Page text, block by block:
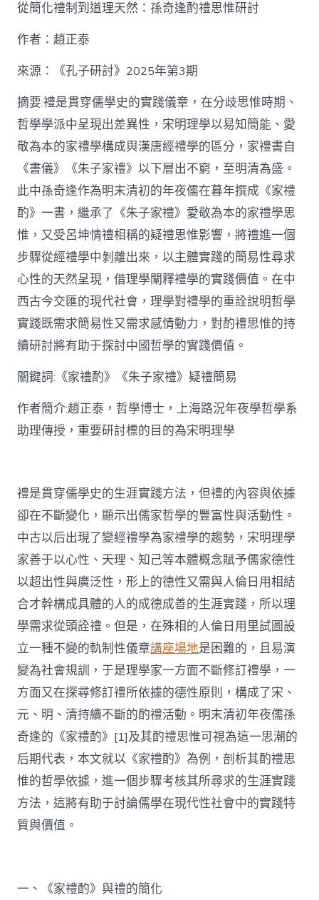
找
空
間】
從
簡
化
禮
制
到
道
理
天
然：
孫
奇
逢
酌
禮
思
中
從簡化禮制到道理天然：孫奇逢酌禮思惟研討
作者：趙正泰
來源：《孔子研討》2025年第3期
摘要:禮是貫穿儒學史的實踐儀章，在分歧思惟時期、
哲學學派中呈現出差異性，宋明理學以易知簡能、愛
敬為本的家禮學構成與漢唐經禮學的區分，家禮書自
《書儀》《朱子家禮》以下層出不窮，至明清為盛。
此中孫奇逢作為明末清初的年夜儒在暮年撰成《家禮
酌》一書，繼承了《朱子家禮》愛敬為本的家禮學思
惟，又受呂坤情禮相稱的疑禮思惟影響，將禮進一個
步驟從經禮學中剝離出來，以主體實踐的簡易性尋求
心性的天然呈現，借理學闡釋禮學的實踐價值。在中
西古今交匯的現代社會，理學對禮學的重詮說明哲學
實踐既需求簡易性又需求感情動力，對酌禮思惟的持
續研討將有助于探討中國哲學的實踐價值。
關鍵詞:《家禮酌》《朱子家禮》疑禮簡易
作者簡介:趙正泰，哲學博士，上海路況年夜學哲學系
助理傳授，重要研討標的目的為宋明理學
禮是貫穿儒學史的生涯實踐方法，但禮的內容與依據
卻在不斷變化，顯示出儒家哲學的豐富性與活動性。
中古以后出現了變經禮學為家禮學的趨勢，宋明理學
家善于以心性、天理、知己等本體概念賦予儒家德性
以超出性與廣泛性，形上的德性又需與人倫日用相結
合才幹構成具體的人的成德成善的生涯實踐，所以理
學需求從頭詮禮。但是，在殊相的人倫日用里試圖設
立一種不變的軌制性儀章講座場地是困難的，且易演
變為社會規訓，于是理學家一方面不斷修訂禮學，一
方面又在探尋修訂禮所依據的德性原則，構成了宋、
元、明、清持續不斷的酌禮活動。明末清初年夜儒孫
奇逢的《家禮酌》[1]及其酌禮思惟可視為這一思潮的
后期代表，本文就以《家禮酌》為例，剖析其酌禮思
惟的哲學依據，進一個步驟考核其所尋求的生涯實踐
方法，這將有助于討論儒學在現代性社會中的實踐特
質與價值。
一、《家禮酌》與禮的簡化